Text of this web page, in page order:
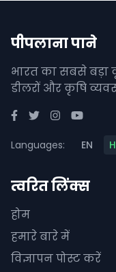
पीपलाना पाने
भारत का सबसे बड़ा
डीलरों और कृषि
Languages: EN
त्वरित लिंक्स
होम
हमारे बारे में
विज्ञापन पोस्ट करें